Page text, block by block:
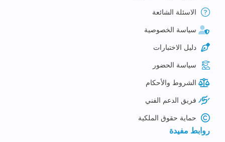
الاسئلة الشائعة
سياسة الخصوصية
دليل الاختبارات
سياسة الحضور
الشروط والأحكام
فريق الدعم الفني
حماية حقوق الملكية
روابط مفيدة